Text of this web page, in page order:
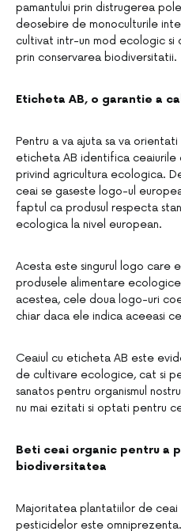
pamantului prin distrugerea
deosebire de monoculturile
cultivat intr-un mod ecologic si
prin conservarea biodiversitatii.
Eticheta AB, o garantie a
Pentru a va ajuta sa va
eticheta AB identifica
privind agricultura ecologica.
ceai se gaseste logo-ul
faptul ca produsul respecta
ecologica la nivel european.
Acesta este singurul logo care
produsele alimentare
acestea, cele doua logo-uri
chiar daca ele indica aceeasi
Ceaiul cu eticheta AB este
de cultivare ecologice, cat si
sanatos pentru organismul
nu mai ezitati si optati pentru
Beti ceai organic pentru a
biodiversitatea
Majoritatea plantatiilor de ceai
pesticidelor este